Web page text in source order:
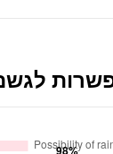
ב-ואפס